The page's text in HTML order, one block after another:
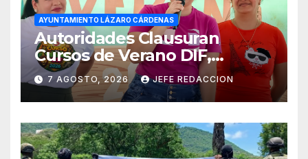
AYUNTAMIENTO LÁZARO CÁRDENAS
Autoridades Clausuran
Cursos de Verano DIF,
Seguridad Pública y Casa de
Cultura 2026
7 AGOSTO, 2026 JEFE REDACCION